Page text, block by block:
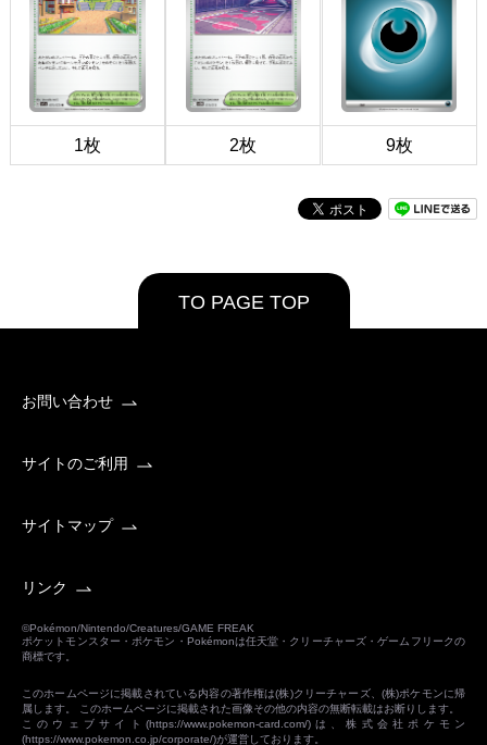
1枚 2枚 9枚
TO PAGE TOP
お問い合わせ
サイトのご利用
サイトマップ
リンク
©Pokémon/Nintendo/Creatures/GAME FREAK
ポケットモンスター・ポケモン・Pokémonは任天堂・クリーチャーズ・ゲームフリークの
商標です。
このホームページに掲載されている内容の著作権は(株)クリーチャーズ、(株)ポケモンに帰
属します。 このホームページに掲載された画像その他の内容の無断転載はお断りします。
このウェブサイト(https://www.pokemon-card.com/)は、株式会社ポケモン
(https://www.pokemon.co.jp/corporate/)が運営しております。